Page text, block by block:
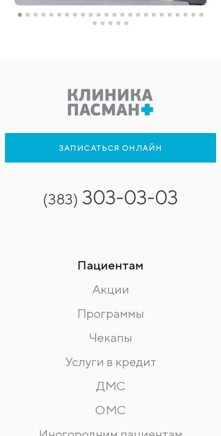
ЗАПИСАТЬСЯ ОНЛАЙН
(383) 303-03-03
Пациентам
Акции
Программы
Чекапы
Услуги в кредит
ДМС
ОМС